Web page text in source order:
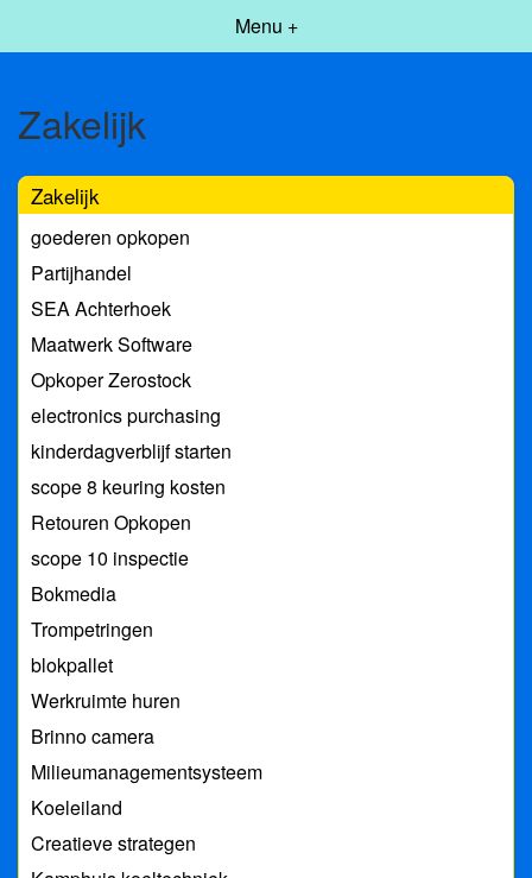
Menu +
Zakelijk
Zakelijk
goederen opkopen
Partijhandel
SEA Achterhoek
Maatwerk Software
Opkoper Zerostock
electronics purchasing
kinderdagverblijf starten
scope 8 keuring kosten
Retouren Opkopen
scope 10 inspectie
Bokmedia
Trompetringen
blokpallet
Werkruimte huren
Brinno camera
Milieumanagementsysteem
Koeleiland
Creatieve strategen